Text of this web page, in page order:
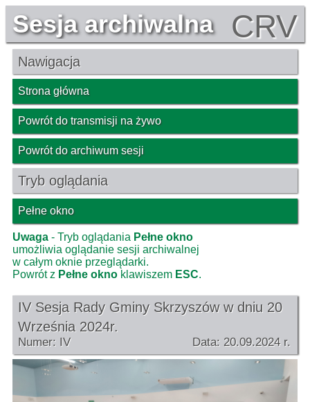
Sesja archiwalna CRV
Nawigacja
Strona główna
Powrót do transmisji na żywo
Powrót do archiwum sesji
Tryb oglądania
Pełne okno
Uwaga - Tryb oglądania Pełne okno
umożliwia oglądanie sesji archiwalnej
w całym oknie przeglądarki.
Powrót z Pełne okno klawiszem ESC.
IV Sesja Rady Gminy Skrzyszów w dniu 20
Września 2024r.
Numer: IV Data: 20.09.2024 r.